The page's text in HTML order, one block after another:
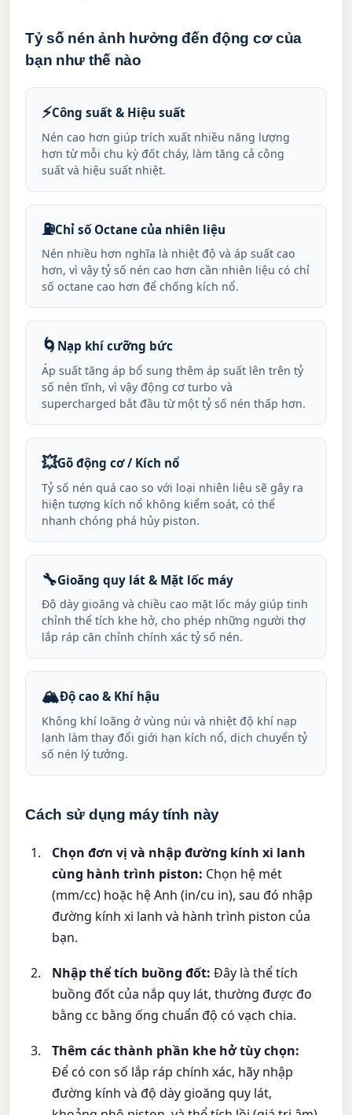
Tỷ số nén ảnh hưởng đến động cơ của
bạn như thế nào
⚡Công suất & Hiệu suất
Nén cao hơn giúp trích xuất nhiều năng lượng
hơn từ mỗi chu kỳ đốt cháy, làm tăng cả công
suất và hiệu suất nhiệt.
⛽Chỉ số Octane của nhiên liệu
Nén nhiều hơn nghĩa là nhiệt độ và áp suất cao
hơn, vì vậy tỷ số nén cao hơn cần nhiên liệu có chỉ
số octane cao hơn để chống kích nổ.
🌀 Nạp khí cưỡng bức
Áp suất tăng áp bổ sung thêm áp suất lên trên tỷ
số nén tĩnh, vì vậy động cơ turbo và
supercharged bắt đầu từ một tỷ số nén thấp hơn.
💥Gõ động cơ / Kích nổ
Tỷ số nén quá cao so với loại nhiên liệu sẽ gây ra
hiện tượng kích nổ không kiểm soát, có thể
nhanh chóng phá hủy piston.
🔧Gioăng quy lát & Mặt lốc máy
Độ dày gioăng và chiều cao mặt lốc máy giúp tinh
chỉnh thể tích khe hở, cho phép những người thợ
lắp ráp căn chỉnh chính xác tỷ số nén.
🏔️Độ cao & Khí hậu
Không khí loãng ở vùng núi và nhiệt độ khí nạp
lạnh làm thay đổi giới hạn kích nổ, dịch chuyển tỷ
số nén lý tưởng.
Cách sử dụng máy tính này
Chọn đơn vị và nhập đường kính xi lanh
cùng hành trình piston: Chọn hệ mét
(mm/cc) hoặc hệ Anh (in/cu in), sau đó nhập
đường kính xi lanh và hành trình piston của
bạn.
Nhập thể tích buồng đốt: Đây là thể tích
buồng đốt của nắp quy lát, thường được đo
bằng cc bằng ống chuẩn độ có vạch chia.
Thêm các thành phần khe hở tùy chọn:
Để có con số lắp ráp chính xác, hãy nhập
đường kính và độ dày gioăng quy lát,